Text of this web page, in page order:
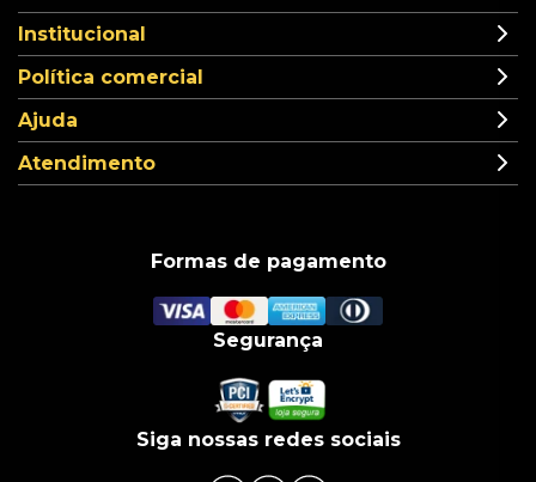
Institucional
Política comercial
Ajuda
Atendimento
Formas de pagamento
Segurança
Siga nossas redes sociais